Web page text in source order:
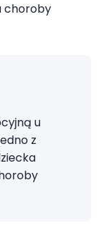
choroby
u
z